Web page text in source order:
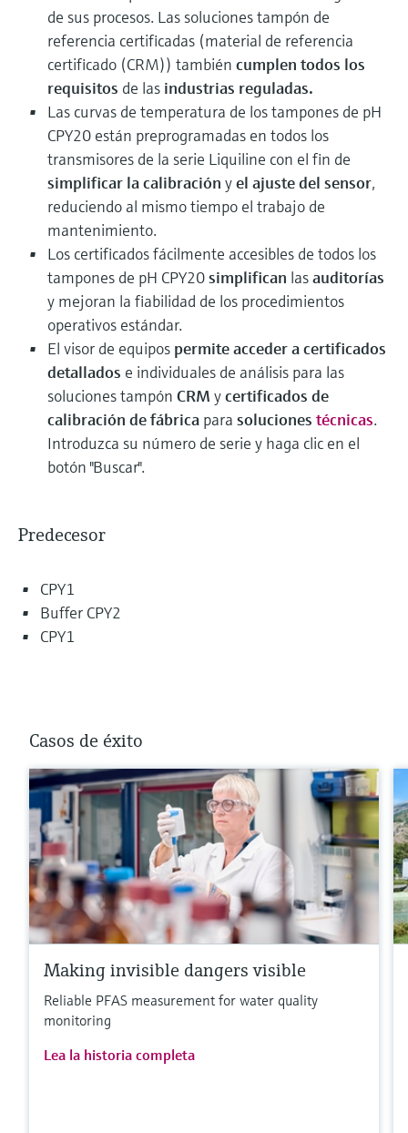
de sus procesos. Las soluciones tampón de
referencia certificadas (material de referencia
certificado (CRM)) también cumplen todos los
requisitos de las industrias reguladas.
Las curvas de temperatura de los tampones de pH
CPY20 están preprogramadas en todos los
transmisores de la serie Liquiline con el fin de
simplificar la calibración yel ajuste del sensor,
reduciendo al mismo tiempo el trabajo de
mantenimiento.
Los certificados fácilmente accesibles de todos los
tampones de pH CPY20simplifican lasauditorías
y mejoran la fiabilidad de los procedimientos
operativos estándar.
El visor de equipos permite acceder a certificados
detallados e individuales de análisis para las
soluciones tampón CRM ycertificados de
calibración de fábrica para soluciones técnicas.
Introduzca su número de serie y haga clic en el
botón "Buscar".
Predecesor
CPY1
Buffer CPY2
CPY1
Casos de éxito
Making invisible dangers visible
Reliable PFAS measurement for water quality
monitoring
Lea la historia completa